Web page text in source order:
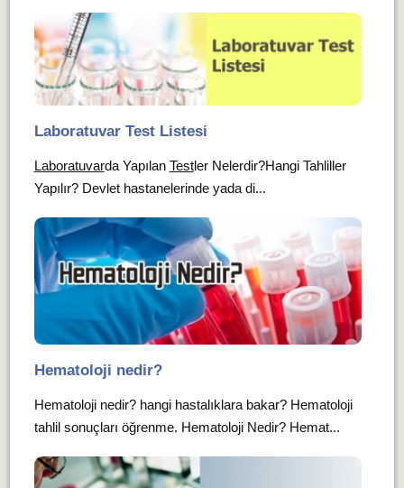
Laboratuvar Test Listesi
Laboratuvarda Yapılan Testler Nelerdir?Hangi Tahliller
Yapılır? Devlet hastanelerinde yada di...
Hematoloji nedir?
Hematoloji nedir? hangi hastalıklara bakar? Hematoloji
tahlil sonuçları öğrenme. Hematoloji Nedir? Hemat...